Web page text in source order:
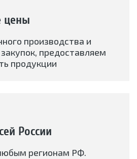
цены
производства и
предоставляем
продукции
России
регионам РФ.